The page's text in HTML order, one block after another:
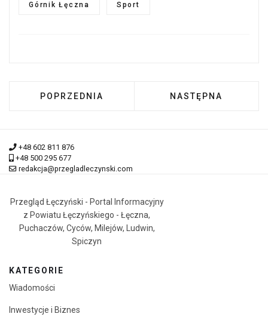
Górnik Łęczna Sport
POPRZEDNIA STRONA: ROWEROWA STOLICA
POPRZEDNIA NASTĘPNA
NASTĘPNA
+48 602 811 876
+48 500 295 677
redakcja@przegladleczynski.com
Przegląd Łęczyński - Portal Informacyjny
z Powiatu Łęczyńskiego - Łęczna,
Puchaczów, Cyców, Milejów, Ludwin,
Spiczyn
KATEGORIE
Wiadomości
Inwestycje i Biznes